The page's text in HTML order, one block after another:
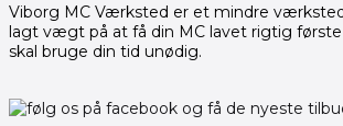
Viborg MC Værksted er et mindre
lagt vægt på at få din MC lavet rigtig første
skal bruge din tid unødig.